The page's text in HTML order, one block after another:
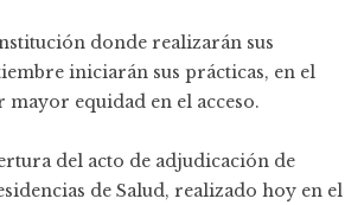
donde realizarán sus
iniciarán sus prácticas, en el
equidad en el acceso.
del acto de adjudicación de
de Salud, realizado hoy en el